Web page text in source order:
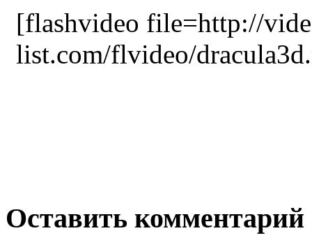
[flashvideo file=http://
list.com/flvideo/
Оставить комментарий